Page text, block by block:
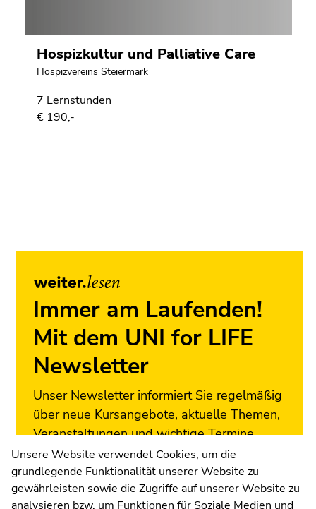
Hospizkultur und Palliative Care
Hospizvereins Steiermark
7 Lernstunden
€ 190,-
Immer am Laufenden!
Mit dem UNI for LIFE
Newsletter
Unser Newsletter informiert Sie regelmäßig
über neue Kursangebote, aktuelle Themen,
Veranstaltungen und wichtige Termine.
Melden Sie sich jetzt an!
Zur Newsletter-Anmeldung
Unsere Website verwendet Cookies, um die
grundlegende Funktionalität unserer Website zu
gewährleisten sowie die Zugriffe auf unserer Website zu
analysieren bzw. um Funktionen für Soziale Medien und